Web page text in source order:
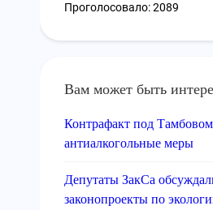
Проголосовало: 2089
Вам может быть
Контрафакт под
антиалкогольные меры
Депутаты ЗакСа
законопроекты по